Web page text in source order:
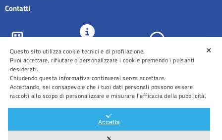
Contatti
ASL Roma 5
URP e
Comunicazione
Prenotazioni
✕
Questo sito utilizza cookie tecnici e di profilazione.
Puoi accettare, rifiutare o personalizzare i cookie premendo i pulsanti
desiderati.
Chiudendo questa informativa continuerai senza accettare.
Accettando, sei consapevole che i tuoi dati personali possono essere
raccolti allo scopo di personalizzare e misurare l'efficacia della pubblicità.
Accetta